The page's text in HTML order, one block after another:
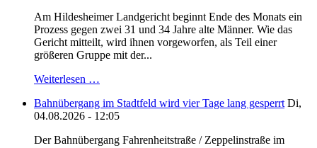
Am Hildesheimer Landgericht beginnt Ende des Monats ein
Prozess gegen zwei 31 und 34 Jahre alte Männer. Wie das
Gericht mitteilt, wird ihnen vorgeworfen, als Teil einer
größeren Gruppe mit der...
Weiterlesen …
Bahnübergang im Stadtfeld wird vier Tage lang gesperrt Di,
04.08.2026 - 12:05
Der Bahnübergang Fahrenheitstraße / Zeppelinstraße im